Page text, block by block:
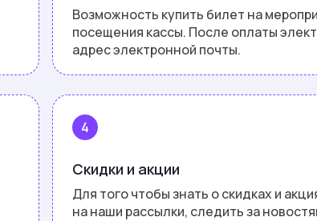
Возможность купить билет на
посещения кассы. После оплаты
адрес электронной почты.
4
Скидки и акции
Для того чтобы знать о скидках и
на наши рассылки, следить за